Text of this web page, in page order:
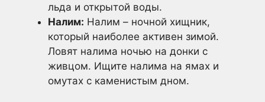
льда и открытой воды.
Налим: Налим – ночной хищник,
который наиболее активен зимой.
Ловят налима ночью на донки с
живцом. Ищите налима на ямах и
омутах с каменистым дном.